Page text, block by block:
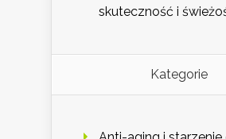
skuteczność i
Kategorie